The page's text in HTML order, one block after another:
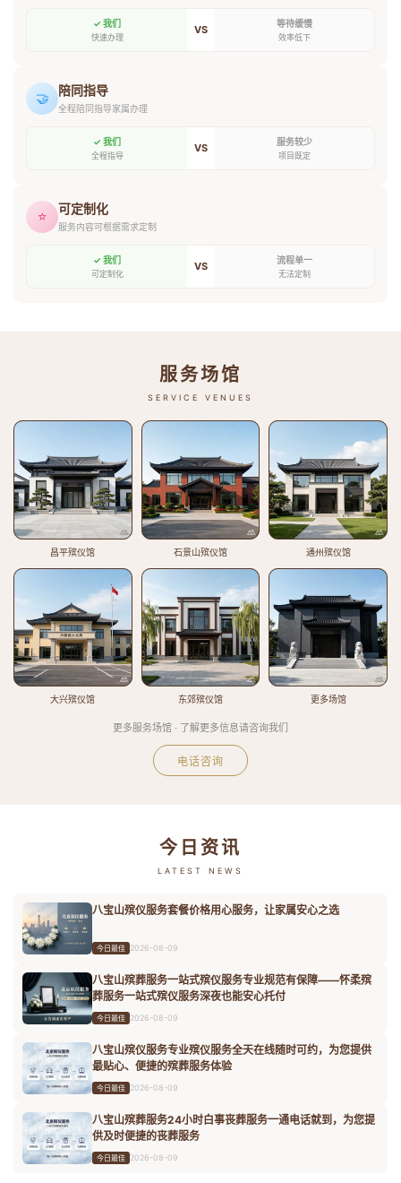
✓ 我们
快速办理
VS 等待缓慢
效率低下
🤝 陪同指导
全程陪同指导家属办理
✓ 我们
全程指导
VS 服务较少
项目既定
⭐ 可定制化
服务内容可根据需求定制
✓ 我们
可定制化
VS 流程单一
无法定制
服务场馆
SERVICE VENUES
昌平殡仪馆 石景山殡仪馆 通州殡仪馆
大兴殡仪馆 东郊殡仪馆 更多场馆
更多服务场馆 · 了解更多信息请咨询我们
电话咨询
今日资讯
LATEST NEWS
八宝山殡仪服务套餐价格用心服务，让家属安心之选
今日最佳 2026-08-09
八宝山殡葬服务一站式殡仪服务专业规范有保障——怀柔殡
葬服务一站式殡仪服务深夜也能安心托付
今日最佳 2026-08-09
八宝山殡仪服务专业殡仪服务全天在线随时可约，为您提供
最贴心、便捷的殡葬服务体验
今日最佳 2026-08-09
八宝山殡葬服务24小时白事丧葬服务一通电话就到，为您提
供及时便捷的丧葬服务
今日最佳 2026-08-09